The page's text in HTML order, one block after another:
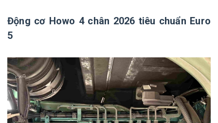
Động cơ Howo 4 chân 2026 tiêu chuẩn Euro
5